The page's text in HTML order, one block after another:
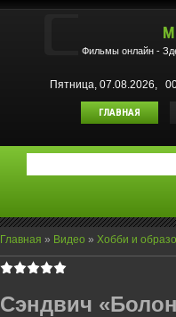
Фильмы oнлайн -
Пятница, 07.08.2026,
ГЛАВНАЯ
Главная » Видео » Хобби и
Сэндвич